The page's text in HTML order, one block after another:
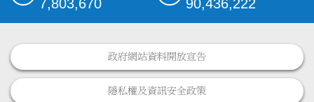
7,803,670 90,436,222
政府網站資料開放宣告
隱私權及資訊安全政策